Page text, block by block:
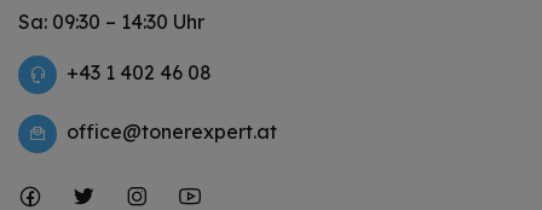
Sa: 09:30 – 14:30 Uhr
+43 1 402 46 08
office@tonerexpert.at